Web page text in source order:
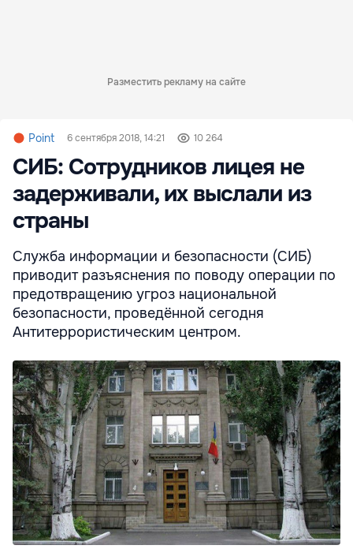
Разместить рекламу на сайте
Point 6 сентября 2018, 14:21 10 264
СИБ: Сотрудников лицея не
задерживали, их выслали из
страны
Служба информации и безопасности (СИБ)
приводит разъяснения по поводу операции по
предотвращению угроз национальной
безопасности, проведённой сегодня
Антитеррористическим центром.